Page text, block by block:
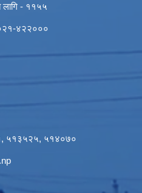
लागि - ११५५
०२१-४२२०००
५१३५२५, ५१४०७०